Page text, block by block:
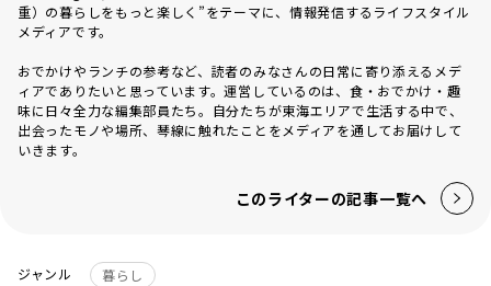
重）の暮らしをもっと楽しく”をテーマに、情報発信するライフスタイル
メディアです。
おでかけやランチの参考など、読者のみなさんの日常に寄り添えるメデ
ィアでありたいと思っています。運営しているのは、食・おでかけ・趣
味に日々全力な編集部員たち。自分たちが東海エリアで生活する中で、
出会ったモノや場所、琴線に触れたことをメディアを通してお届けして
いきます。
このライターの記事一覧へ
ジャンル
暮らし